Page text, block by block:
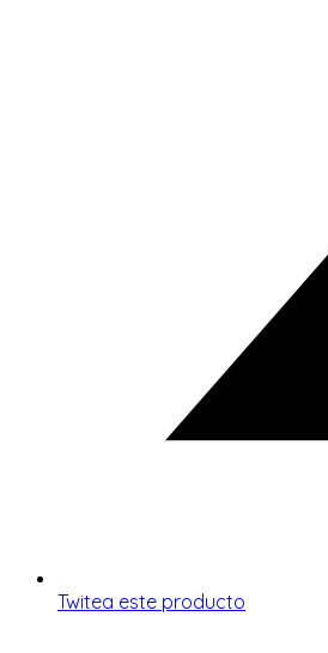
Twitea este producto